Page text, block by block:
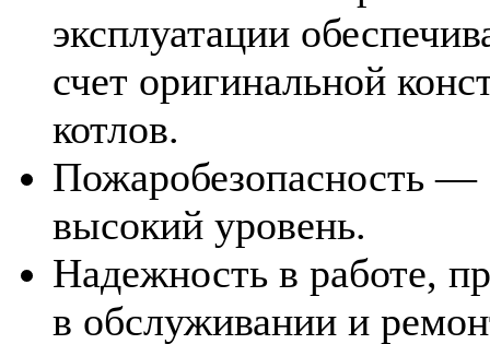
эксплуатации
счет оригинальной
котлов.
Пожаробезопасность —
высокий уровень.
Надежность в работе,
в обслуживании и